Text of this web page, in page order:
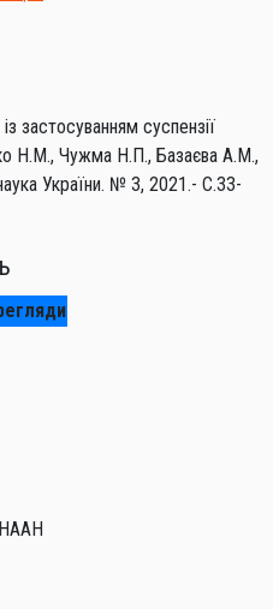
застосуванням суспензії
Н.М., Чужма Н.П., Базаєва А.М.,
України. № 3, 2021.- С.33-
НААН